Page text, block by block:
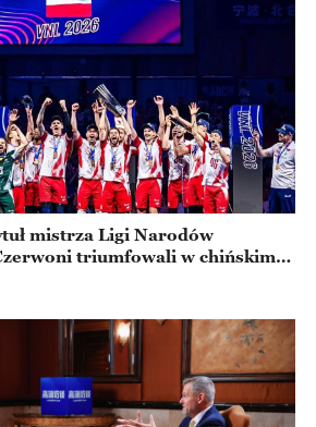
mistrza Ligi Narodów
triumfowali w chińskim